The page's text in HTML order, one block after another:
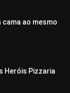
cama ao mesmo
Heróis Pizzaria